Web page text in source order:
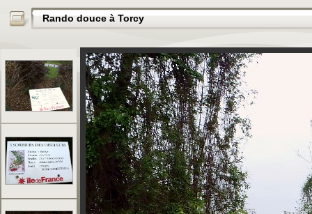
Rando douce à Torcy